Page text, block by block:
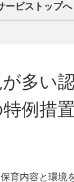
ービストップへ
多い
例措
育内容と環境